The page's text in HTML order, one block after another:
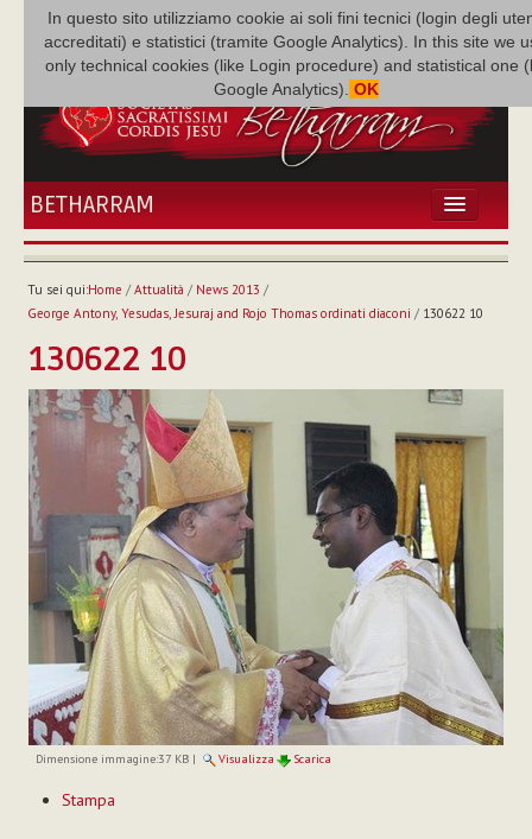
In questo sito utilizziamo cookie ai soli fini tecnici (login degli
accreditati) e statistici (tramite Google Analytics). In this site we
only technical cookies (like Login procedure) and statistical one
Google Analytics). OK
BETHARRAM
HOME
BÉTHARRAM
MISSIONE
NEF
MEDIATECA
P. AUGUSTO ETCHECOPAR
Tu sei qui:Home / Attualità / News 2013 /
George Antony, Yesudas, Jesuraj and Rojo Thomas ordinati diaconi / 130622 10
130622 10
Dimensione immagine:37 KB| Visualizza Scarica
sul
Stampa